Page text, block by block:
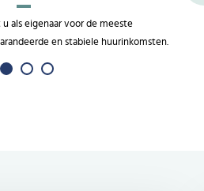
u als eigenaar voor de meeste
en stabiele huurinkomsten.